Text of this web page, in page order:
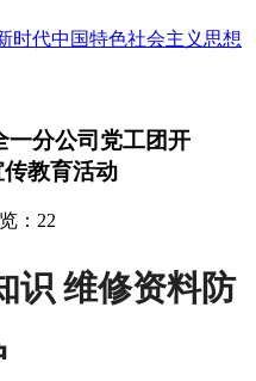
时代中国特色社会主义思想
一分公司党工团开
教育活动
：22
识 维修资料防